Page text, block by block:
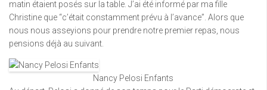
matin étaient posés sur la table. J’ai été informé par ma fille
Christine que “c’était constamment prévu à l’avance”. Alors que
nous nous asseyions pour prendre notre premier repas, nous
pensions déjà au suivant.
Nancy Pelosi Enfants